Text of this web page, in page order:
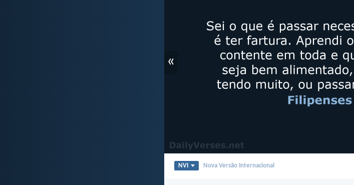
«
NVI Nova Versão Internacional